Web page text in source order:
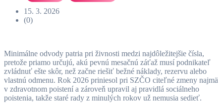
15. 3. 2026
(0)
Minimálne odvody patria pri živnosti medzi najdôležitejšie čísla,
pretože priamo určujú, akú pevnú mesačnú záťaž musí podnikateľ
zvládnuť ešte skôr, než začne riešiť bežné náklady, rezervu alebo
vlastnú odmenu. Rok 2026 priniesol pri SZČO citeľné zmeny najmä
v zdravotnom poistení a zároveň upravil aj pravidlá sociálneho
poistenia, takže staré rady z minulých rokov už nemusia sedieť.